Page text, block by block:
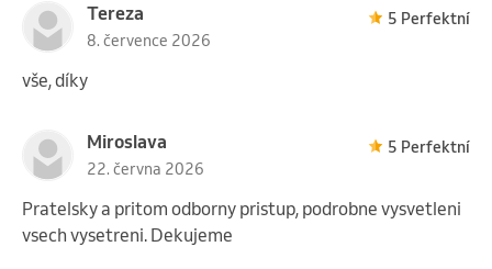
Tereza
8. července 2026
5 Perfektní
vše, díky
Miroslava
22. června 2026
5 Perfektní
Pratelsky a pritom odborny pristup, podrobne vysvetleni
vsech vysetreni. Dekujeme